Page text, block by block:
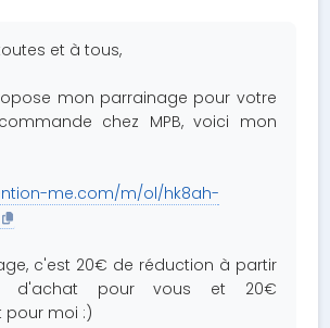
et à tous,
mon parrainage pour votre
chez MPB, voici mon
me.com/m/ol/hk8ah-
c'est 20€ de réduction à partir
d'achat pour vous et 20€
pour moi :)